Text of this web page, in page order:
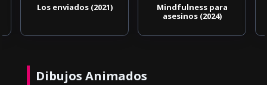
Los enviados (2021)
Mindfulness para
asesinos (2024)
Dibujos Animados